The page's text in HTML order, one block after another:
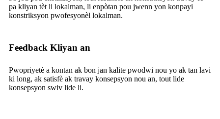
pa kliyan tèt li lokalman, li enpòtan pou jwenn yon konpayi
konstriksyon pwofesyonèl lokalman.
Feedback Kliyan an
Pwopriyetè a kontan ak bon jan kalite pwodwi nou yo ak tan lavi
ki long, ak satisfè ak travay konsepsyon nou an, tout lide
konsepsyon swiv lide li.